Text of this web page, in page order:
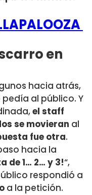
en
hacia atrás,
al público. Y
el staff
se movieran al
fue otra.
hacia la
de 1… 2… y 3!“,
respondió a
a la petición.